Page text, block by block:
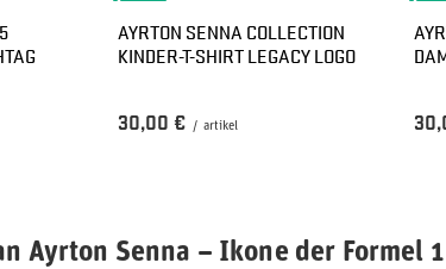
AYRTON SENNA COLLECTION
KINDER-T-SHIRT LEGACY LOGO
30,00 € / artikel
Ayrton Senna – Ikone der Formel 1